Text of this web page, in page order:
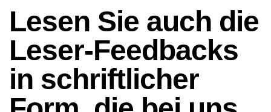
Lesen Sie auch die
Leser-Feedbacks
in schriftlicher